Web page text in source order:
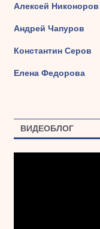
Алексей Никоноров
Андрей Чапуров
Константин Серов
Елена Федорова
ВИДЕОБЛОГ